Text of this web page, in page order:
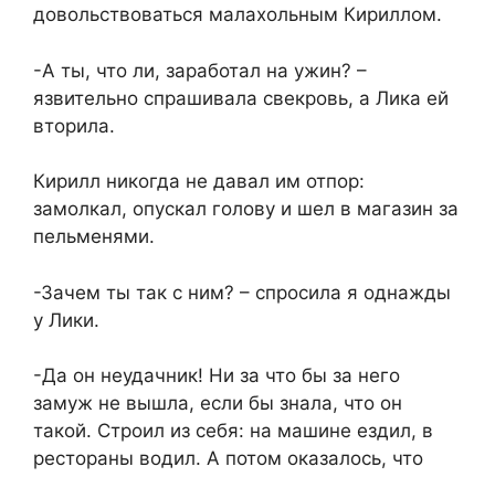
довольствоваться малахольным Кириллом.
-А ты, что ли, заработал на ужин? –
язвительно спрашивала свекровь, а Лика ей
вторила.
Кирилл никогда не давал им отпор:
замолкал, опускал голову и шел в магазин за
пельменями.
-Зачем ты так с ним? – спросила я однажды
у Лики.
-Да он неудачник! Ни за что бы за него
замуж не вышла, если бы знала, что он
такой. Строил из себя: на машине ездил, в
рестораны водил. А потом оказалось, что